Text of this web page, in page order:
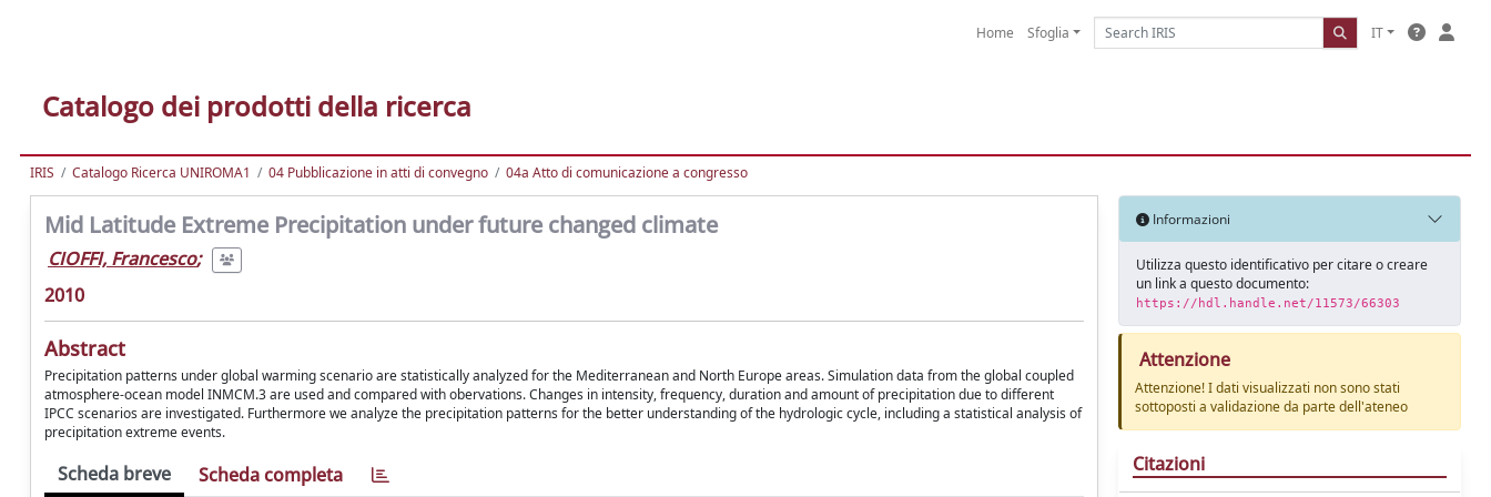
Home Sfoglia IT
Catalogo dei prodotti della ricerca
IRIS Catalogo Ricerca UNIROMA1 04 Pubblicazione in atti di convegno 04a Atto di comunicazione a congresso
Mid Latitude Extreme Precipitation under future changed climate
CIOFFI, Francesco;
2010
Abstract
Precipitation patterns under global warming scenario are statistically analyzed for the Mediterranean and North Europe areas. Simulation data from the global coupled
atmosphere-ocean model INMCM.3 are used and compared with obervations. Changes in intensity, frequency, duration and amount of precipitation due to different
IPCC scenarios are investigated. Furthermore we analyze the precipitation patterns for the better understanding of the hydrologic cycle, including a statistical analysis of
precipitation extreme events.
Scheda breve Scheda completa
Informazioni
Utilizza questo identificativo per citare o creare
un link a questo documento:
https://hdl.handle.net/11573/66303
Attenzione
Attenzione! I dati visualizzati non sono stati
sottoposti a validazione da parte dell'ateneo
Citazioni